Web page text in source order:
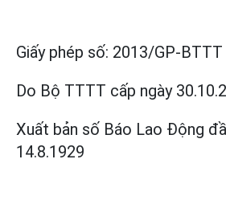
Giấy phép số: 2013/GP-BTTT
Do Bộ TTTT cấp ngày
Xuất bản số Báo Lao Động
14.8.1929